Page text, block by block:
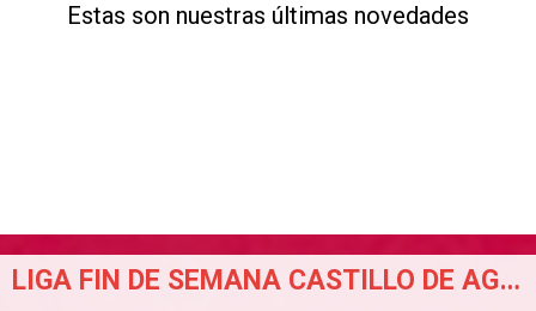
Estas son nuestras últimas novedades
LIGA FIN DE SEMANA CASTILLO DE AGUIMES (FEBRERO-MAYO).